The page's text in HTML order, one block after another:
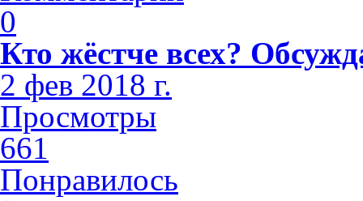
0
Кто жёстче всех?
2 фев 2018 г.
Просмотры
661
Понравилось